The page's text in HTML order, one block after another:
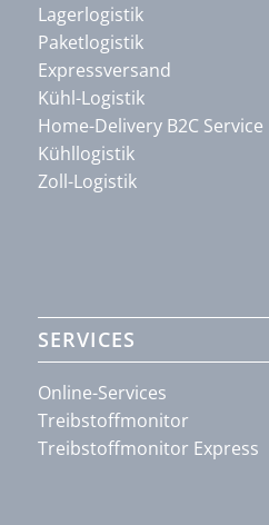
Lagerlogistik
Paketlogistik
Expressversand
Kühl-Logistik
Home-Delivery B2C Service
Kühllogistik
Zoll-Logistik
SERVICES
Online-Services
Treibstoffmonitor
Treibstoffmonitor Express